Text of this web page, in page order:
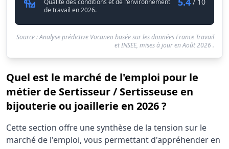
Qualité des conditions et de l'environnement
de travail en 2026.
Source : Analyse prédictive Vocaneo basée sur les données France Travail
et INSEE, mises à jour enAoût 2026.
Quel est le marché de l'emploi pour le
métier de Sertisseur / Sertisseuse en
bijouterie ou joaillerie en 2026 ?
Statistiques recrutement Sertisseur / Sertisseuse en
Indicateur
Cette section offre une synthèse de la tension sur le
marché de l'emploi, vous permettant d'appréhender en